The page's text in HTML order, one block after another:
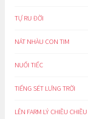
TỰ RU ĐỜI
NÁT NHÀU CON TIM
NUỐI TIẾC
TIẾNG SÉT LƯNG TRỜI
LÊN FARM LÝ CHIỀU CHIỀU